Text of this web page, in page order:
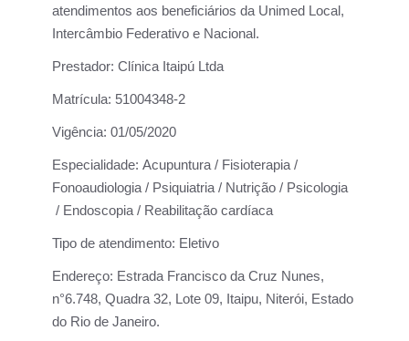
atendimentos aos beneficiários da Unimed Local,
Intercâmbio Federativo e Nacional.
Prestador: Clínica Itaipú Ltda
Matrícula: 51004348-2
Vigência: 01/05/2020
Especialidade: Acupuntura / Fisioterapia /
Fonoaudiologia / Psiquiatria / Nutrição / Psicologia
/ Endoscopia / Reabilitação cardíaca
Tipo de atendimento: Eletivo
Endereço: Estrada Francisco da Cruz Nunes,
n°6.748, Quadra 32, Lote 09, Itaipu, Niterói, Estado
do Rio de Janeiro.